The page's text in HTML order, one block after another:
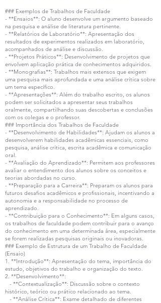
### Exemplos de Trabalhos de Faculdade
- **Ensaios**: O aluno desenvolve um argumento baseado
na pesquisa e análise de literatura pertinente.
- **Relatórios de Laboratório**: Apresentação dos
resultados de experimentos realizados em laboratório,
acompanhados de análise e discussão.
- **Projetos Práticos**: Desenvolvimento de projetos que
envolvem aplicação prática de conhecimentos adquiridos.
- **Monografias**: Trabalhos mais extensos que exigem
uma pesquisa mais aprofundada e uma análise crítica sobre
um tema específico.
- **Apresentações**: Além do trabalho escrito, os alunos
podem ser solicitados a apresentar seus trabalhos
oralmente, compartilhando suas descobertas e conclusões
com os colegas e o professor.
### Importância dos Trabalhos de Faculdade
- **Desenvolvimento de Habilidades**: Ajudam os alunos a
desenvolverem habilidades acadêmicas essenciais, como
pesquisa, análise crítica, escrita acadêmica e comunicação
oral.
- **Avaliação do Aprendizado**: Permitem aos professores
avaliar o entendimento dos alunos sobre os conceitos e
teorias abordadas no curso.
- **Preparação para a Carreira**: Preparam os alunos para
futuros desafios acadêmicos e profissionais, incentivando a
autonomia e a responsabilidade no processo de
aprendizado.
- **Contribuição para o Conhecimento**: Em alguns casos,
os trabalhos de faculdade podem contribuir para o avanço
do conhecimento em uma determinada área, especialmente
se forem realizadas pesquisas originais ou inovadoras.
### Exemplo de Estrutura de um Trabalho de Faculdade
(Ensaio)
1. **Introdução**: Apresentação do tema, importância do
estudo, objetivos do trabalho e organização do texto.
2. **Desenvolvimento**:
- **Contextualização**: Discussão sobre o contexto
histórico, teórico ou prático relacionado ao tema.
- **Análise Crítica**: Exame detalhado de diferentes